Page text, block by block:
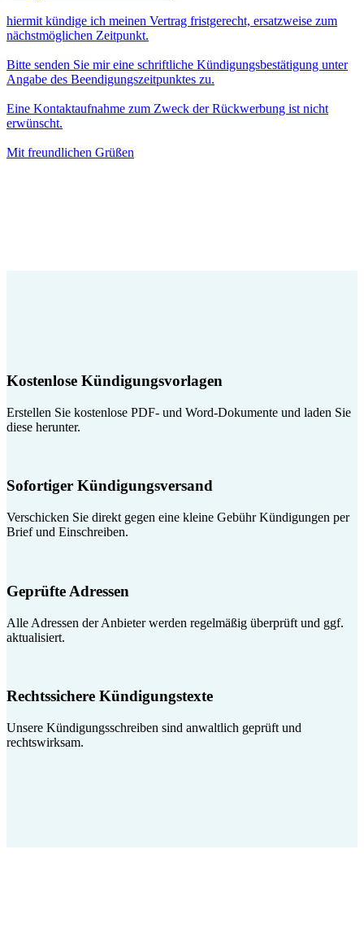
hiermit kündige ich meinen Vertrag fristgerecht, ersatzweise zum
nächstmöglichen Zeitpunkt.
Bitte senden Sie mir eine schriftliche Kündigungsbestätigung unter
Angabe des Beendigungszeitpunktes zu.
Eine Kontaktaufnahme zum Zweck der Rückwerbung ist nicht
erwünscht.
Mit freundlichen Grüßen
Kostenlose Kündigungsvorlagen
Erstellen Sie kostenlose PDF- und Word-Dokumente und laden Sie
diese herunter.
Sofortiger Kündigungsversand
Verschicken Sie direkt gegen eine kleine Gebühr Kündigungen per
Brief und Einschreiben.
Geprüfte Adressen
Alle Adressen der Anbieter werden regelmäßig überprüft und ggf.
aktualisiert.
Rechtssichere Kündigungstexte
Unsere Kündigungsschreiben sind anwaltlich geprüft und
rechtswirksam.